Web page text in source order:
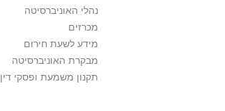
נהלי האוניברסיטה
מכרזים
מידע לשעת חירום
מבקרת האוניברסיטה
תקנון משמעת ופסקי דין